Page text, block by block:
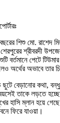
শিশু মো. রাশেদ
শ্রীবরদী
বর্তমানে পেটে
অর্থের অভাবে তার
ছুটে বেড়ানোর কথা,
তাকে লড়তে
হাসি ম্লান হয়ে
ফিরে যাওয়া।